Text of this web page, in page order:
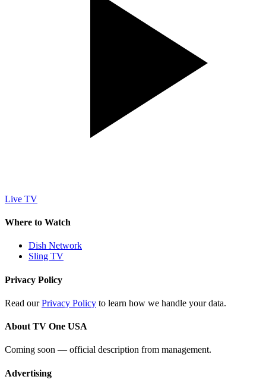
Live TV
Where to Watch
Dish Network
Sling TV
Privacy Policy
Read ourPrivacy Policy to learn how we handle your data.
About TV One USA
Coming soon — official description from management.
Advertising